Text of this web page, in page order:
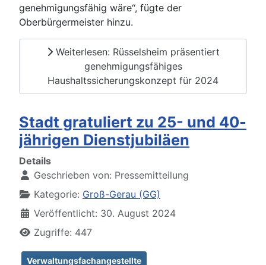
genehmigungsfähig wäre“, fügte der
Oberbürgermeister hinzu.
Weiterlesen: Rüsselsheim präsentiert
genehmigungsfähiges
Haushaltssicherungskonzept für 2024
Stadt gratuliert zu 25- und 40-
jährigen Dienstjubiläen
Details
Geschrieben von: Pressemitteilung
Kategorie: Groß-Gerau (GG)
Veröffentlicht: 30. August 2024
Zugriffe: 447
Verwaltungsfachangestellte